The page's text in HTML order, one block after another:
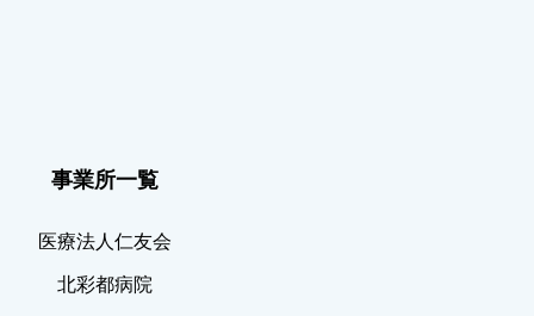
事業所一覧
医療法人仁友会
北彩都病院